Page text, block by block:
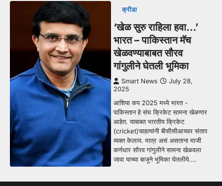
क्रीडा
‘खेळ सुरु राहिला हवा…’
भारत – पाकिस्तान मॅच
खेळवण्याबाबत सौरव
गांगुलीने घेतली भूमिका
Smart News
July 28,
2025
आशिया कप 2025 मध्ये भारत -
पाकिस्तान हे संघ क्रिकेट सामना खेळणार
आहेत. याबाबत भारतीय क्रिकेट
(cricket)चाहत्यांनी बीसीसीआयवर संताप
व्यक्त केलाय. मात्र असं असताना माजी
कर्णधार सौरव गांगुलीने सामना खेळवला
जावा याच्या बाजूने भूमिका घेतलीये.…